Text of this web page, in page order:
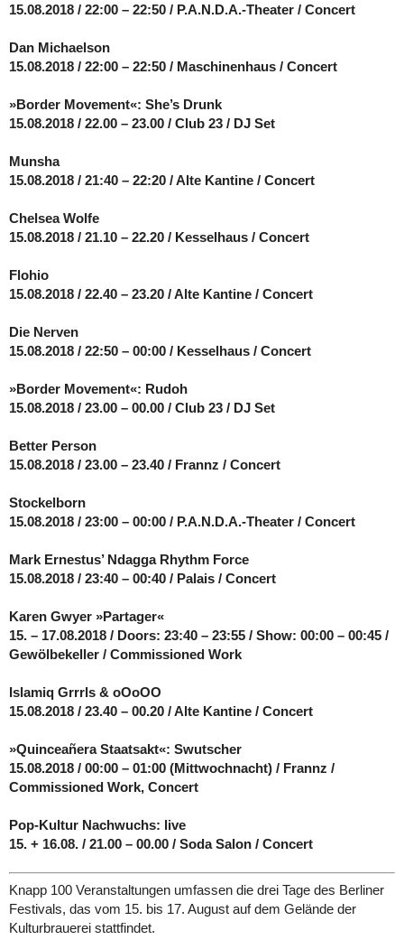
15.08.2018 / 22:00 – 22:50 / P.A.N.D.A.-Theater / Concert
Dan Michaelson
15.08.2018 / 22:00 – 22:50 / Maschinenhaus / Concert
»Border Movement«: She’s Drunk
15.08.2018 / 22.00 – 23.00 / Club 23 / DJ Set
Munsha
15.08.2018 / 21:40 – 22:20 / Alte Kantine / Concert
Chelsea Wolfe
15.08.2018 / 21.10 – 22.20 / Kesselhaus / Concert
Flohio
15.08.2018 / 22.40 – 23.20 / Alte Kantine / Concert
Die Nerven
15.08.2018 / 22:50 – 00:00 / Kesselhaus / Concert
»Border Movement«: Rudoh
15.08.2018 / 23.00 – 00.00 / Club 23 / DJ Set
Better Person
15.08.2018 / 23.00 – 23.40 / Frannz / Concert
Stockelborn
15.08.2018 / 23:00 – 00:00 / P.A.N.D.A.-Theater / Concert
Mark Ernestus’ Ndagga Rhythm Force
15.08.2018 / 23:40 – 00:40 / Palais / Concert
Karen Gwyer »Partager«
15. – 17.08.2018 / Doors: 23:40 – 23:55 / Show: 00:00 – 00:45 /
Gewölbekeller / Commissioned Work
Islamiq Grrrls & oOoOO
15.08.2018 / 23.40 – 00.20 / Alte Kantine / Concert
»Quinceañera Staatsakt«: Swutscher
15.08.2018 / 00:00 – 01:00 (Mittwochnacht) / Frannz /
Commissioned Work, Concert
Pop-Kultur Nachwuchs: live
15. + 16.08. / 21.00 – 00.00 / Soda Salon / Concert
Knapp 100 Veranstaltungen umfassen die drei Tage des Berliner
Festivals, das vom 15. bis 17. August auf dem Gelände der
Kulturbrauerei stattfindet.